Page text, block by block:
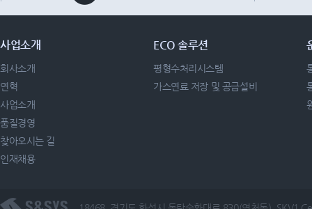
사업소개
회사소개
연혁
사업소개
품질경영
찾아오시는 길
인재채용
ECO 솔루션
평형수처리시스템
가스연료 저장 및 공급설비